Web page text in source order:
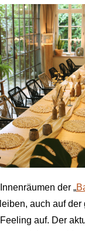
der „
auch auf der
auf. Der